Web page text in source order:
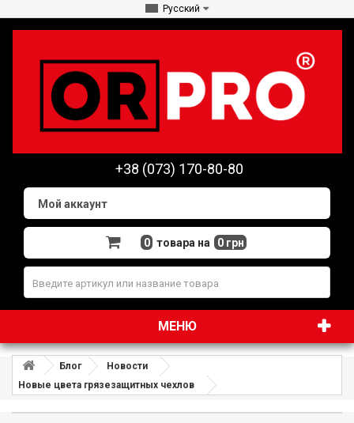
Русский
+38 (073) 170-80-80
Мой аккаунт
0 товара на 0 грн
МЕНЮ
Блог
Новости
Новые цвета грязезащитных чехлов